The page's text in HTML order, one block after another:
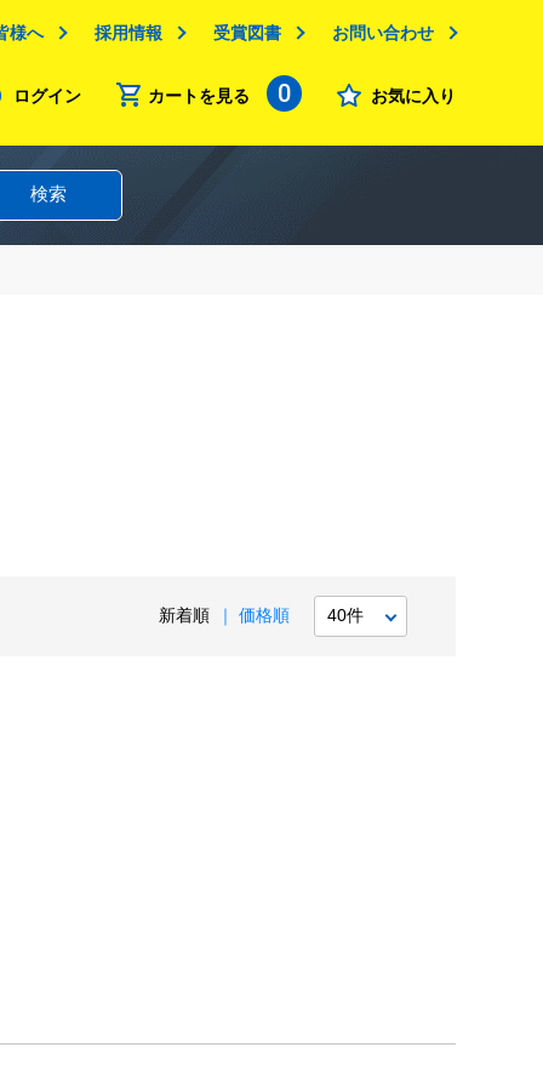
様へ 採用情報 受賞図書 お問い合わせ
ログイン カートを見る 0 お気に入り
検索
新着順 価格順